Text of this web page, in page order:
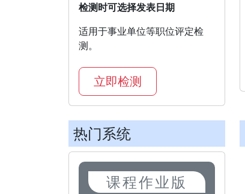
检测时可选择发表日期
适用于事业单位等职位评定检
测。
立即检测
热门系统
课程作业版